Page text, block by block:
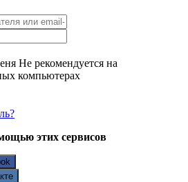
Не рекомендуется на
компьютерах
этих сервисов